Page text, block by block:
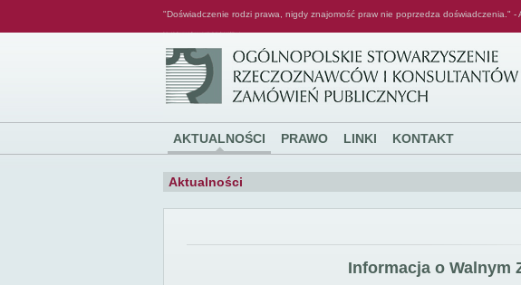
"Doświadczenie rodzi prawa, nigdy znajomość praw nie poprzedza doświadczenia."
AKTUALNOŚCI PRAWO LINKI KONTAKT
Aktualności
Informacja o Walnym